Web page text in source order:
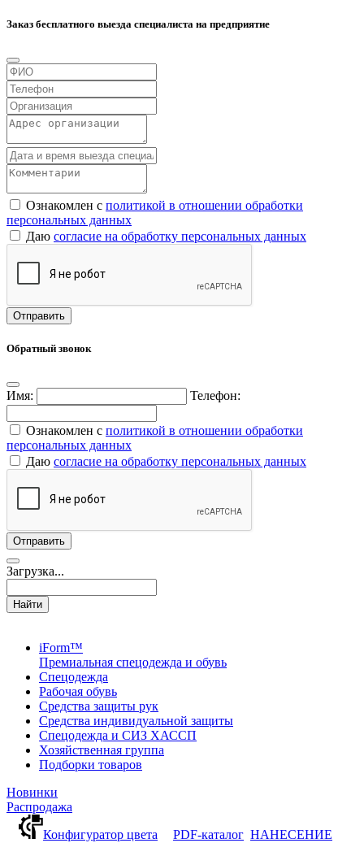
Заказ бесплатного выезда специалиста на предприятие
Ознакомлен с политикой в отношении обработки
персональных данных
Даю согласие на обработку персональных данных
Обратный звонок
Имя: Телефон:
Ознакомлен с политикой в отношении обработки
персональных данных
Даю согласие на обработку персональных данных
Загрузка...
Найти
iForm™
Премиальная спецодежда и обувь
Спецодежда
Рабочая обувь
Средства защиты рук
Средства индивидуальной защиты
Спецодежда и СИЗ ХАССП
Хозяйственная группа
Подборки товаров
Новинки
Распродажа
Конфигуратор цвета
PDF-каталог НАНЕСЕНИЕ